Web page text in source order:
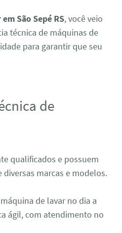
São Sepé RS, você veio
técnica de máquinas de
para garantir que seu
de
qualificados e possuem
marcas e modelos.
de lavar no dia a
ágil, com atendimento no